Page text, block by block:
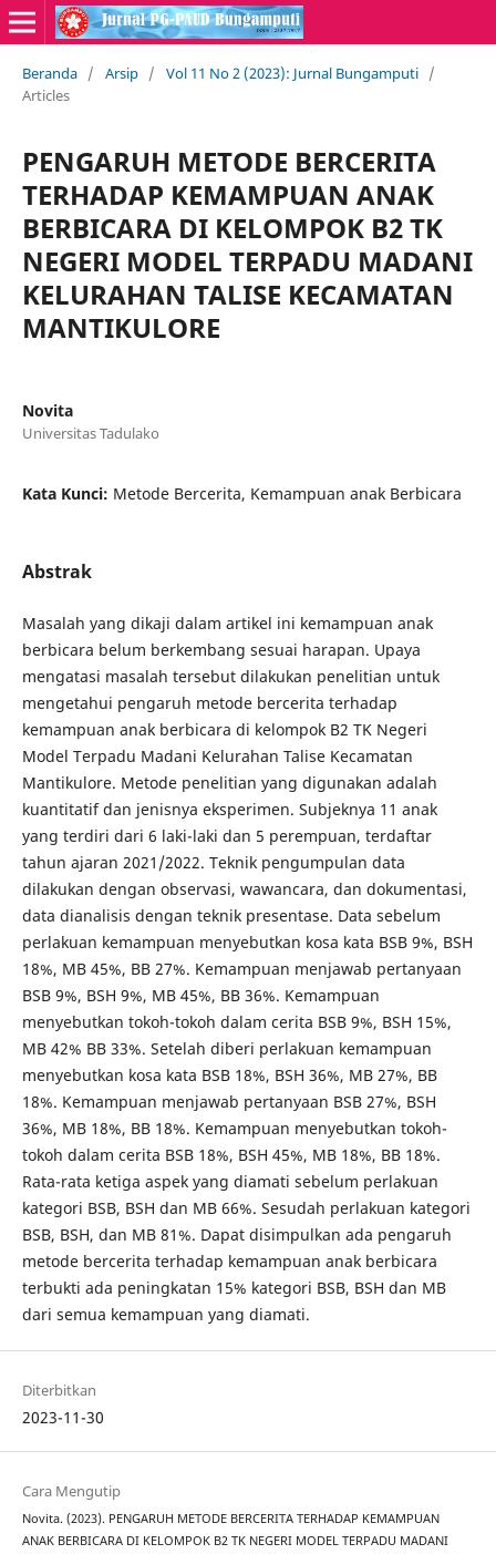
Beranda / Arsip / Vol 11 No 2 (2023): Jurnal Bungamputi /
Articles
PENGARUH METODE BERCERITA
TERHADAP KEMAMPUAN ANAK
BERBICARA DI KELOMPOK B2 TK
NEGERI MODEL TERPADU MADANI
KELURAHAN TALISE KECAMATAN
MANTIKULORE
Novita
Universitas Tadulako
Kata Kunci: Metode Bercerita, Kemampuan anak Berbicara
Abstrak
Masalah yang dikaji dalam artikel ini kemampuan anak
berbicara belum berkembang sesuai harapan. Upaya
mengatasi masalah tersebut dilakukan penelitian untuk
mengetahui pengaruh metode bercerita terhadap
kemampuan anak berbicara di kelompok B2 TK Negeri
Model Terpadu Madani Kelurahan Talise Kecamatan
Mantikulore. Metode penelitian yang digunakan adalah
kuantitatif dan jenisnya eksperimen. Subjeknya 11 anak
yang terdiri dari 6 laki-laki dan 5 perempuan, terdaftar
tahun ajaran 2021/2022. Teknik pengumpulan data
dilakukan dengan observasi, wawancara, dan dokumentasi,
data dianalisis dengan teknik presentase. Data sebelum
perlakuan kemampuan menyebutkan kosa kata BSB 9%, BSH
18%, MB 45%, BB 27%. Kemampuan menjawab pertanyaan
BSB 9%, BSH 9%, MB 45%, BB 36%. Kemampuan
menyebutkan tokoh-tokoh dalam cerita BSB 9%, BSH 15%,
MB 42% BB 33%. Setelah diberi perlakuan kemampuan
menyebutkan kosa kata BSB 18%, BSH 36%, MB 27%, BB
18%. Kemampuan menjawab pertanyaan BSB 27%, BSH
36%, MB 18%, BB 18%. Kemampuan menyebutkan tokoh-
tokoh dalam cerita BSB 18%, BSH 45%, MB 18%, BB 18%.
Rata-rata ketiga aspek yang diamati sebelum perlakuan
kategori BSB, BSH dan MB 66%. Sesudah perlakuan kategori
BSB, BSH, dan MB 81%. Dapat disimpulkan ada pengaruh
metode bercerita terhadap kemampuan anak berbicara
terbukti ada peningkatan 15% kategori BSB, BSH dan MB
dari semua kemampuan yang diamati.
Diterbitkan
2023-11-30
Cara Mengutip
Novita. (2023). PENGARUH METODE BERCERITA TERHADAP KEMAMPUAN
ANAK BERBICARA DI KELOMPOK B2 TK NEGERI MODEL TERPADU MADANI